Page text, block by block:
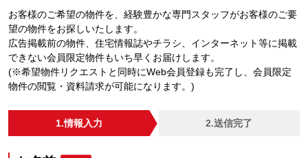
お客様のご希望の物件を、経験豊かな専門スタッフがお客様のご要
望の物件をお探しいたします。
広告掲載前の物件、住宅情報誌やチラシ、インターネット等に掲載
できない会員限定物件もいち早くお届けします。
(※希望物件リクエストと同時にWeb会員登録も完了し、会員限定
物件の閲覧・資料請求が可能になります。)
1.情報入力 2.送信完了